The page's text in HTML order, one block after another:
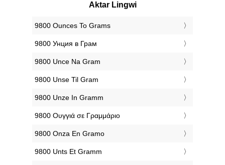
Aktar Lingwi
‎9800 Ounces To Grams
‎9800 Унция в Грам
‎9800 Unce Na Gram
‎9800 Unse Til Gram
‎9800 Unze In Gramm
‎9800 Ουγγιά σε Γραμμάριο
‎9800 Onza En Gramo
‎9800 Unts Et Gramm